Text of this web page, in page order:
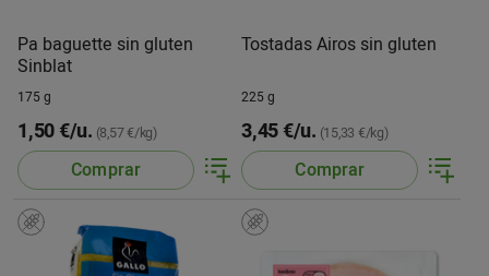
Pa baguette sin gluten
Sinblat
175 g
1,50 €/u. (8,57 €/kg)
Comprar
Tostadas Airos sin gluten
225 g
3,45 €/u. (15,33 €/kg)
Comprar